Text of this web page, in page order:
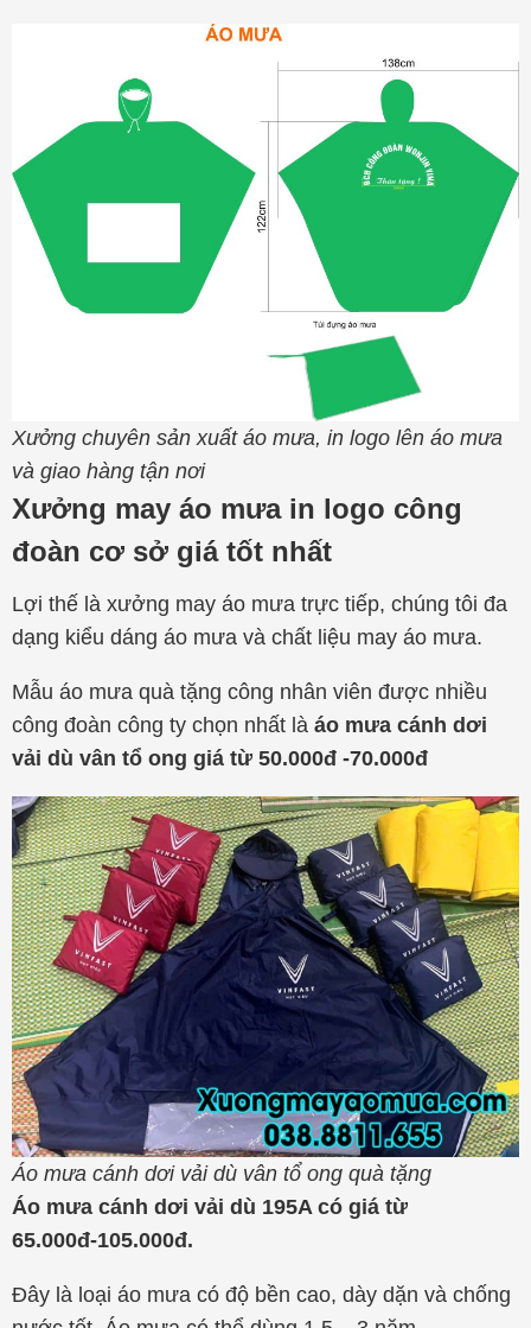
Xưởng chuyên sản xuất áo mưa, in logo lên áo mưa
và giao hàng tận nơi
Xưởng may áo mưa in logo công
đoàn cơ sở giá tốt nhất
Lợi thế là xưởng may áo mưa trực tiếp, chúng tôi đa
dạng kiểu dáng áo mưa và chất liệu may áo mưa.
Mẫu áo mưa quà tặng công nhân viên được nhiều
công đoàn công ty chọn nhất là áo mưa cánh dơi
vải dù vân tổ ong giá từ 50.000đ -70.000đ
Áo mưa cánh dơi vải dù vân tổ ong quà tặng
Áo mưa cánh dơi vải dù 195A có giá từ
65.000đ-105.000đ.
Đây là loại áo mưa có độ bền cao, dày dặn và chống